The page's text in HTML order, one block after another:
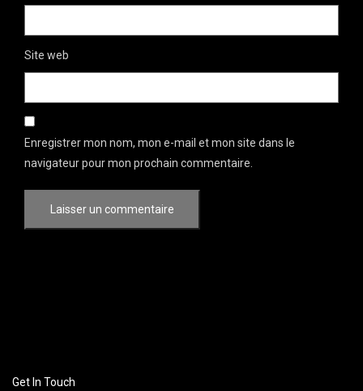
Site web
Enregistrer mon nom, mon e-mail et mon site dans le
navigateur pour mon prochain commentaire.
Get In Touch